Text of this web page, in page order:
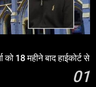
18 महीने बाद हाईकोर्ट से
01